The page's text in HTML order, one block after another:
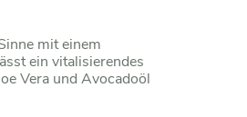
mit einem
ein vitalisierendes
Vera und Avocadoöl